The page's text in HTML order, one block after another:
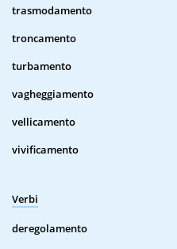
trasmodamento
troncamento
turbamento
vagheggiamento
vellicamento
vivificamento
Verbi
deregolamento